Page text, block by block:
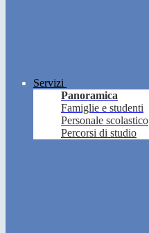
Servizi
Panoramica
Famiglie e studenti
Personale scolastico
Percorsi di studio